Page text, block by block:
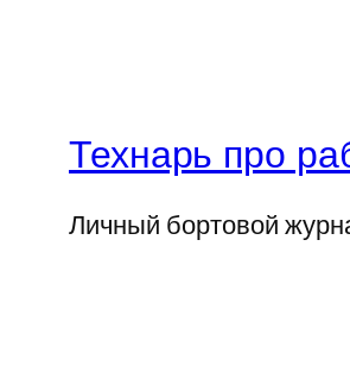
Технарь про
Личный бортовой